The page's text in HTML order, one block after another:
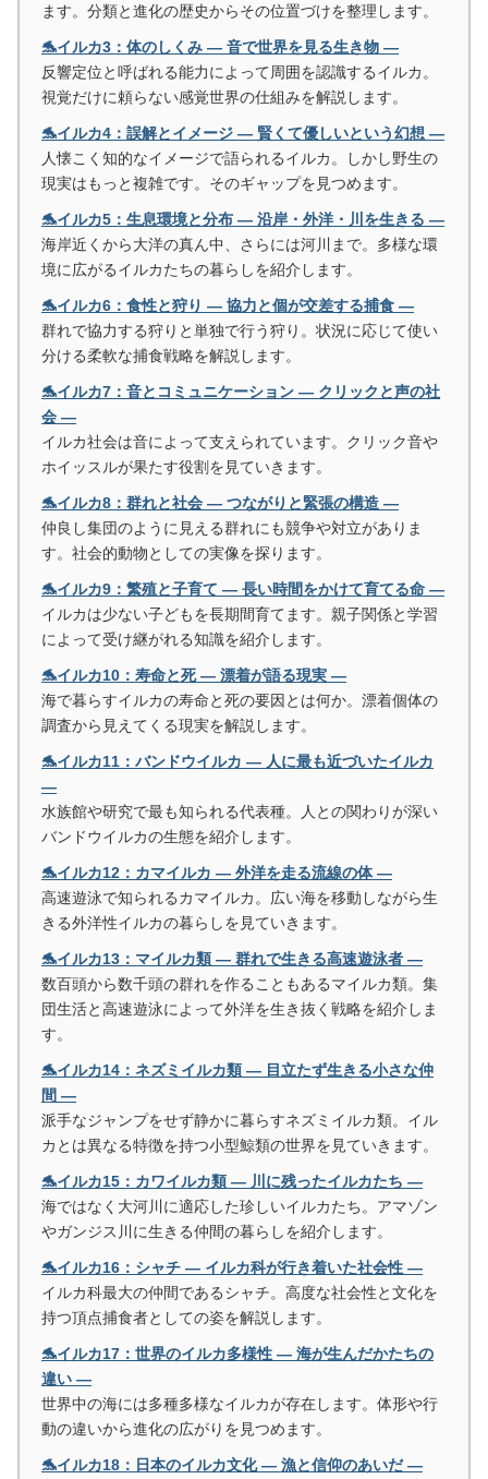
ます。分類と進化の歴史からその位置づけを整理します。
🐬イルカ3：体のしくみ ― 音で世界を見る生き物 ―
反響定位と呼ばれる能力によって周囲を認識するイルカ。
視覚だけに頼らない感覚世界の仕組みを解説します。
🐬イルカ4：誤解とイメージ ― 賢くて優しいという幻想 ―
人懐こく知的なイメージで語られるイルカ。しかし野生の
現実はもっと複雑です。そのギャップを見つめます。
🐬イルカ5：生息環境と分布 ― 沿岸・外洋・川を生きる ―
海岸近くから大洋の真ん中、さらには河川まで。多様な環
境に広がるイルカたちの暮らしを紹介します。
🐬イルカ6：食性と狩り ― 協力と個が交差する捕食 ―
群れで協力する狩りと単独で行う狩り。状況に応じて使い
分ける柔軟な捕食戦略を解説します。
🐬イルカ7：音とコミュニケーション ― クリックと声の社
会 ―
イルカ社会は音によって支えられています。クリック音や
ホイッスルが果たす役割を見ていきます。
🐬イルカ8：群れと社会 ― つながりと緊張の構造 ―
仲良し集団のように見える群れにも競争や対立がありま
す。社会的動物としての実像を探ります。
🐬イルカ9：繁殖と子育て ― 長い時間をかけて育てる命 ―
イルカは少ない子どもを長期間育てます。親子関係と学習
によって受け継がれる知識を紹介します。
🐬イルカ10：寿命と死 ― 漂着が語る現実 ―
海で暮らすイルカの寿命と死の要因とは何か。漂着個体の
調査から見えてくる現実を解説します。
🐬イルカ11：バンドウイルカ ― 人に最も近づいたイルカ
―
水族館や研究で最も知られる代表種。人との関わりが深い
バンドウイルカの生態を紹介します。
🐬イルカ12：カマイルカ ― 外洋を走る流線の体 ―
高速遊泳で知られるカマイルカ。広い海を移動しながら生
きる外洋性イルカの暮らしを見ていきます。
🐬イルカ13：マイルカ類 ― 群れで生きる高速遊泳者 ―
数百頭から数千頭の群れを作ることもあるマイルカ類。集
団生活と高速遊泳によって外洋を生き抜く戦略を紹介しま
す。
🐬イルカ14：ネズミイルカ類 ― 目立たず生きる小さな仲
間 ―
派手なジャンプをせず静かに暮らすネズミイルカ類。イル
カとは異なる特徴を持つ小型鯨類の世界を見ていきます。
🐬イルカ15：カワイルカ類 ― 川に残ったイルカたち ―
海ではなく大河川に適応した珍しいイルカたち。アマゾン
やガンジス川に生きる仲間の暮らしを紹介します。
🐬イルカ16：シャチ ― イルカ科が行き着いた社会性 ―
イルカ科最大の仲間であるシャチ。高度な社会性と文化を
持つ頂点捕食者としての姿を解説します。
🐬イルカ17：世界のイルカ多様性 ― 海が生んだかたちの
違い ―
世界中の海には多種多様なイルカが存在します。体形や行
動の違いから進化の広がりを見つめます。
🐬イルカ18：日本のイルカ文化 ― 漁と信仰のあいだ ―